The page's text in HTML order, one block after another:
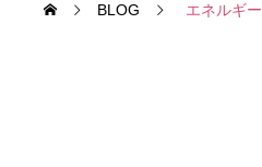
BLOG エネルギ